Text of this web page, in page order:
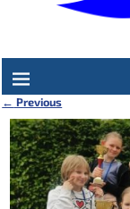
Nawigacja
← Previous